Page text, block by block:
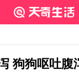
狗狗呕吐腹